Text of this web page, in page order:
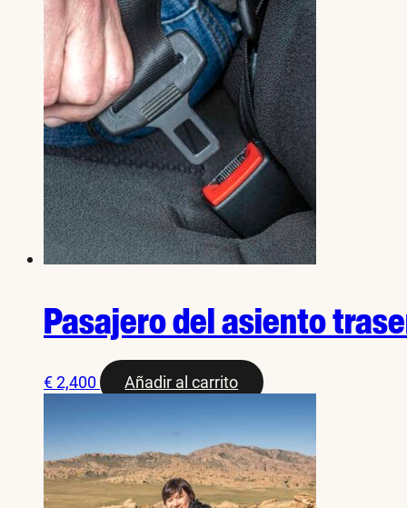
Pasajero del asiento
€2,400 Añadir al carrito